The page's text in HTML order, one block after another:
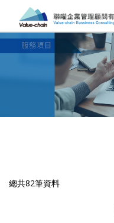
總共82筆資料